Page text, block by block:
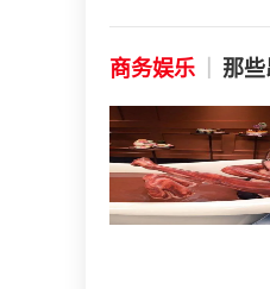
商务娱乐 那